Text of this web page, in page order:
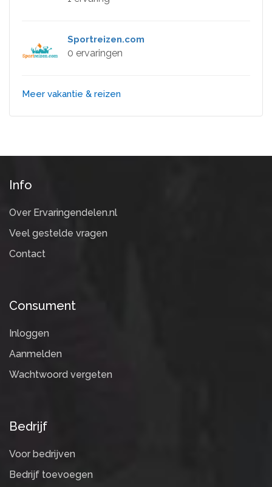
Sportreizen.com
0 ervaringen
Meer vakantie & reizen
Info
Over Ervaringendelen.nl
Veel gestelde vragen
Contact
Consument
Inloggen
Aanmelden
Wachtwoord vergeten
Bedrijf
Voor bedrijven
Bedrijf toevoegen